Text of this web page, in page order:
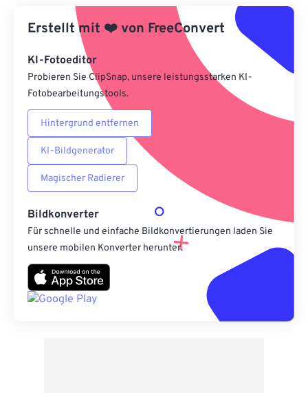
Aus Vorgabe anwenden
Als Vorgabe speichern
Erstellt mit ❤️von FreeConvert
KI-Fotoeditor
Probieren Sie ClipSnap, unsere leistungsstarken KI-
Fotobearbeitungstools.
Hintergrund entfernen
KI-Bildgenerator
Magischer Radierer
Bildkonverter
Für schnelle und einfache Bildkonvertierungen laden Sie
unsere mobilen Konverter herunter.